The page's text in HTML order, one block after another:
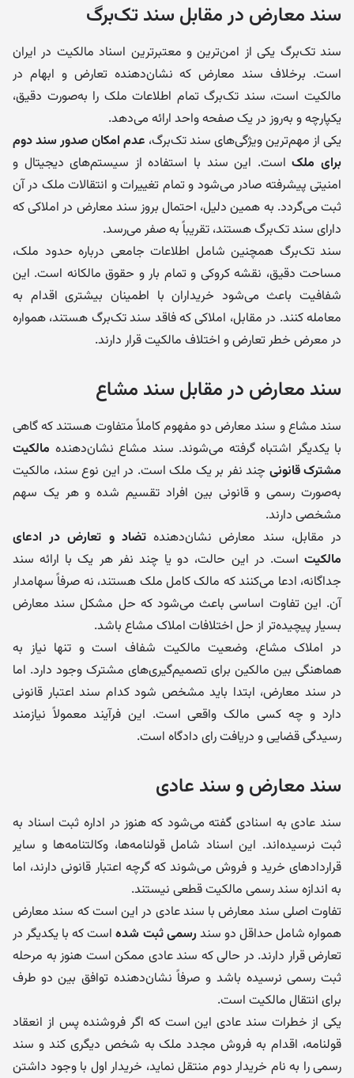
سند معارض در مقابل سند تک‌برگ
سند تک‌برگ یکی از امن‌ترین و معتبرترین اسناد مالکیت در ایران
است. برخلاف سند معارض که نشان‌دهنده تعارض و ابهام در
مالکیت است، سند تک‌برگ تمام اطلاعات ملک را به‌صورت دقیق،
یکپارچه و به‌روز در یک صفحه واحد ارائه می‌دهد.
یکی از مهم‌ترین ویژگی‌های سند تک‌برگ، عدم امکان صدور سند دوم
برای ملکاست. این سند با استفاده از سیستم‌های دیجیتال و
امنیتی پیشرفته صادر می‌شود و تمام تغییرات و انتقالات ملک در آن
ثبت می‌گردد. به همین دلیل، احتمال بروز سند معارض در املاکی که
دارای سند تک‌برگ هستند، تقریباً به صفر می‌رسد.
سند تک‌برگ همچنین شامل اطلاعات جامعی درباره حدود ملک،
مساحت دقیق، نقشه کروکی و تمام بار و حقوق مالکانه است. این
شفافیت باعث می‌شود خریداران با اطمینان بیشتری اقدام به
معامله کنند. در مقابل، املاکی که فاقد سند تک‌برگ هستند، همواره
در معرض خطر تعارض و اختلاف مالکیت قرار دارند.
سند معارض در مقابل سند مشاع
سند مشاع و سند معارض دو مفهوم کاملاً متفاوت هستند که گاهی
با یکدیگر اشتباه گرفته می‌شوند. سند مشاع نشان‌دهنده مالکیت
مشترک قانونی چند نفر بر یک ملک است. در این نوع سند، مالکیت
به‌صورت رسمی و قانونی بین افراد تقسیم شده و هر یک سهم
مشخصی دارند.
در مقابل، سند معارض نشان‌دهندهتضاد و تعارض در ادعای
مالکیت است. در این حالت، دو یا چند نفر هر یک با ارائه سند
جداگانه، ادعا می‌کنند که مالک کامل ملک هستند، نه صرفاً سهامدار
آن. این تفاوت اساسی باعث می‌شود که حل مشکل سند معارض
بسیار پیچیده‌تر از حل اختلافات املاک مشاع باشد.
در املاک مشاع، وضعیت مالکیت شفاف است و تنها نیاز به
هماهنگی بین مالکین برای تصمیم‌گیری‌های مشترک وجود دارد. اما
در سند معارض، ابتدا باید مشخص شود کدام سند اعتبار قانونی
دارد و چه کسی مالک واقعی است. این فرآیند معمولاً نیازمند
رسیدگی قضایی و دریافت رای دادگاه است.
سند معارض و سند عادی
سند عادی به اسنادی گفته می‌شود که هنوز در اداره ثبت اسناد به
ثبت نرسیده‌اند. این اسناد شامل قولنامه‌ها، وکالتنامه‌ها و سایر
قراردادهای خرید و فروش می‌شوند که گرچه اعتبار قانونی دارند، اما
به اندازه سند رسمی مالکیت قطعی نیستند.
تفاوت اصلی سند معارض با سند عادی در این است که سند معارض
همواره شامل حداقل دو سندرسمی ثبت شدهاست که با یکدیگر در
تعارض قرار دارند. در حالی که سند عادی ممکن است هنوز به مرحله
ثبت رسمی نرسیده باشد و صرفاً نشان‌دهنده توافق بین دو طرف
برای انتقال مالکیت است.
یکی از خطرات سند عادی این است که اگر فروشنده پس از انعقاد
قولنامه، اقدام به فروش مجدد ملک به شخص دیگری کند و سند
رسمی را به نام خریدار دوم منتقل نماید، خریدار اول با وجود داشتن